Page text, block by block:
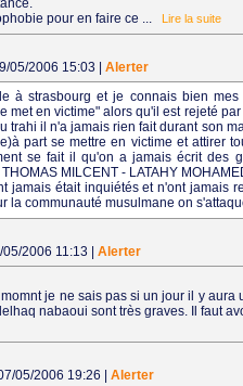
pour en faire ce ...
Lire la suite
05/2006 15:03
Alerter
à strasbourg et je connais bien
met en victime" alors qu'il est rejeté
trahi il n'a jamais rien fait durant son
part se mettre en victime et attirer
se fait il qu'on a jamais écrit
MILCENT - LATAHY
jamais était inquiétés et n'ont jamais
la communauté musulmane on
05/2006 11:13
Alerter
je ne sais pas si un jour il y
nabaoui sont très graves. Il faut
05/2006 19:26
Alerter